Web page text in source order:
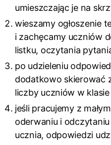
umieszczając je na
wieszamy ogłoszenie
i zachęcamy uczniów
listku, oczytania
po udzieleniu
dodatkowo skierować
liczby uczniów w klasie
jeśli pracujemy z
oderwaniu i
ucznia, odpowiedzi